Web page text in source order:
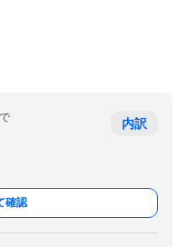
内訳
確認